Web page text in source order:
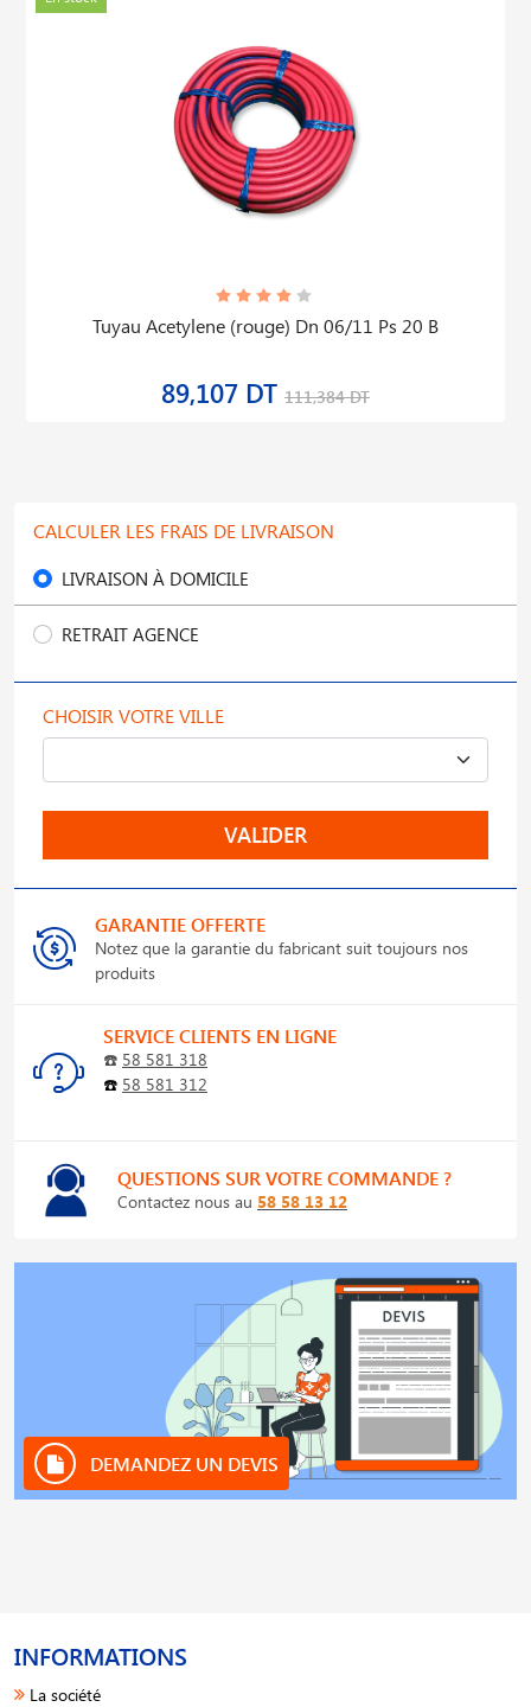
Tuyau Acetylene (rouge) Dn 06/11 Ps 20 B
89,107 DT 111,384 DT
CALCULER LES FRAIS DE LIVRAISON
LIVRAISON À DOMICILE
RETRAIT AGENCE
CHOISIR VOTRE VILLE
VALIDER
GARANTIE OFFERTE
Notez que la garantie du fabricant suit toujours nos
produits
SERVICE CLIENTS EN LIGNE
☎️ 58 581 318
☎️ 58 581 312
QUESTIONS SUR VOTRE COMMANDE ?
Contactez nous au 58 58 13 12
DEMANDEZ UN DEVIS
INFORMATIONS
La société